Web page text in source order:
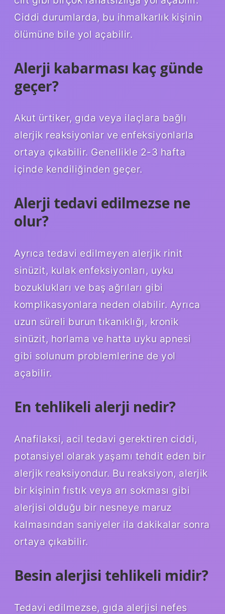
Ciddi durumlarda, bu ihmalkarlık kişinin
ölümüne bile yol açabilir.
Alerji kabarması kaç günde
geçer?
Akut ürtiker, gıda veya ilaçlara bağlı
alerjik reaksiyonlar ve enfeksiyonlarla
ortaya çıkabilir. Genellikle 2-3 hafta
içinde kendiliğinden geçer.
Alerji tedavi edilmezse ne
olur?
Ayrıca tedavi edilmeyen alerjik rinit
sinüzit, kulak enfeksiyonları, uyku
bozuklukları ve baş ağrıları gibi
komplikasyonlara neden olabilir. Ayrıca
uzun süreli burun tıkanıklığı, kronik
sinüzit, horlama ve hatta uyku apnesi
gibi solunum problemlerine de yol
açabilir.
En tehlikeli alerji nedir?
Anafilaksi, acil tedavi gerektiren ciddi,
potansiyel olarak yaşamı tehdit eden bir
alerjik reaksiyondur. Bu reaksiyon, alerjik
bir kişinin fıstık veya arı sokması gibi
alerjisi olduğu bir nesneye maruz
kalmasından saniyeler ila dakikalar sonra
ortaya çıkabilir.
Besin alerjisi tehlikeli midir?
Tedavi edilmezse, gıda alerjisi nefes